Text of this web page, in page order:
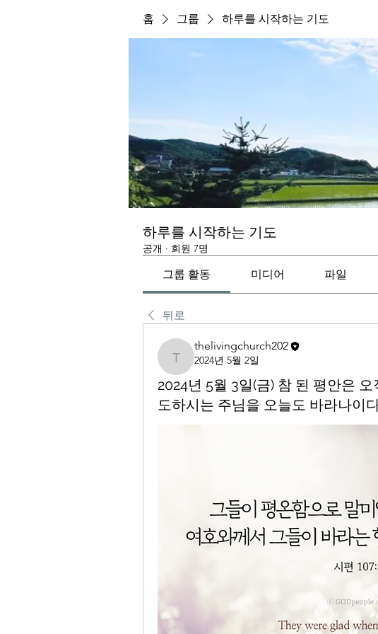
홈 그룹 하루를 시작하는 기도
하루를 시작하는 기도
공개 · 회원 7명
그룹 활동 미디어 파일
뒤로
thelivingchurch202
thelivingchurch202
2024년 5월 2일
2024년 5월 3일(금) 참 된 평안은
도하시는 주님을 오늘도 바라나이